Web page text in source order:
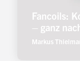
Fancoils:
– ganz
Markus